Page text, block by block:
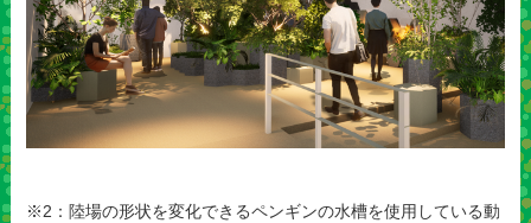
※2：陸場の形状を変化できるペンギンの水槽を使用している動